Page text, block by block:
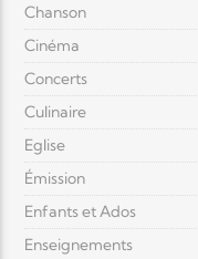
Chanson
Cinéma
Concerts
Culinaire
Eglise
Émission
Enfants et Ados
Enseignements